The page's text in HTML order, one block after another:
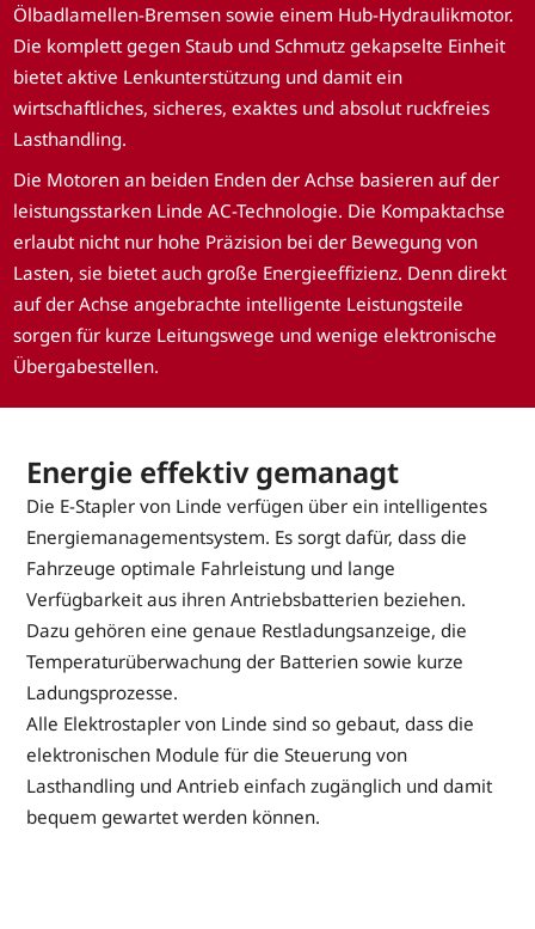
Ölbadlamellen-Bremsen sowie einem Hub-Hydraulikmotor.
Die komplett gegen Staub und Schmutz gekapselte Einheit
bietet aktive Lenkunterstützung und damit ein
wirtschaftliches, sicheres, exaktes und absolut ruckfreies
Lasthandling.
Die Motoren an beiden Enden der Achse basieren auf der
leistungsstarken Linde AC-Technologie. Die Kompaktachse
erlaubt nicht nur hohe Präzision bei der Bewegung von
Lasten, sie bietet auch große Energieeffizienz. Denn direkt
auf der Achse angebrachte intelligente Leistungsteile
sorgen für kurze Leitungswege und wenige elektronische
Übergabestellen.
Energie effektiv gemanagt
Die E-Stapler von Linde verfügen über ein intelligentes
Energiemanagementsystem. Es sorgt dafür, dass die
Fahrzeuge optimale Fahrleistung und lange
Verfügbarkeit aus ihren Antriebsbatterien beziehen.
Dazu gehören eine genaue Restladungsanzeige, die
Temperaturüberwachung der Batterien sowie kurze
Ladungsprozesse.
Alle Elektrostapler von Linde sind so gebaut, dass die
elektronischen Module für die Steuerung von
Lasthandling und Antrieb einfach zugänglich und damit
bequem gewartet werden können.